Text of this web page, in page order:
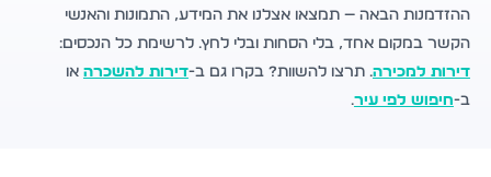
ההזדמנות הבאה — תמצאו אצלנו את המידע, התמונות והאנשי
הקשר במקום אחד, בלי הסחות ובלי לחץ. לרשימת כל הנכסים:
דירות למכירה. תרצו להשוות? בקרו גם ב-דירות להשכרה או
ב-חיפוש לפי עיר.